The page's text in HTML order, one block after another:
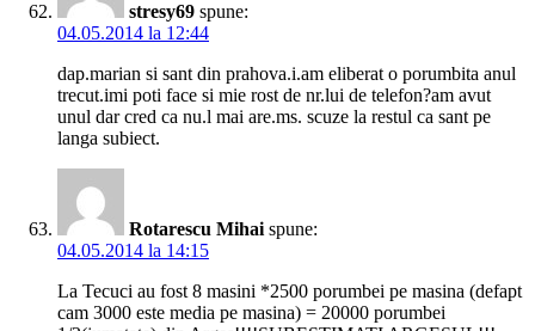
stresy69 spune:
04.05.2014 la 12:44
dap.marian si sant din prahova.i.am eliberat o porumbita anul
trecut.imi poti face si mie rost de nr.lui de telefon?am avut
unul dar cred ca nu.l mai are.ms. scuze la restul ca sant pe
langa subiect.
Rotarescu Mihai spune:
04.05.2014 la 14:15
La Tecuci au fost 8 masini *2500 porumbei pe masina (defapt
cam 3000 este media pe masina) = 20000 porumbei